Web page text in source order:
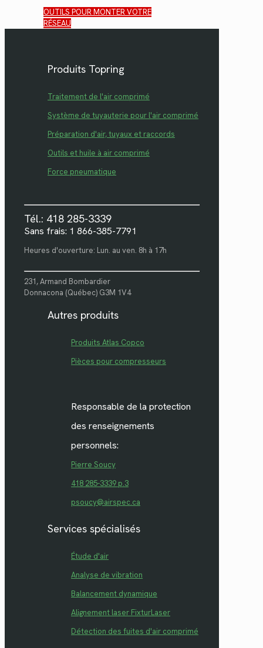
OUTILS POUR MONTER VOTRE
RÉSEAU
Produits Topring
Traitement de l'air comprimé
Système de tuyauterie pour l'air comprimé
Préparation d'air, tuyaux et raccords
Outils et huile à air comprimé
Force pneumatique
Tél.: 418 285-3339
Sans frais: 1 866-385-7791
Heures d'ouverture: Lun. au ven. 8h à 17h
231, Armand Bombardier
Donnacona (Québec) G3M 1V4
Autres produits
Produits Atlas Copco
Pièces pour compresseurs
Responsable de la protection
des renseignements
personnels:
Pierre Soucy
418 285-3339 p.3
psoucy@airspec.ca
Services spécialisés
Étude d'air
Analyse de vibration
Balancement dynamique
Alignement laser FixturLaser
Détection des fuites d'air comprimé